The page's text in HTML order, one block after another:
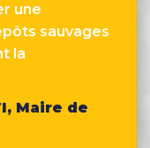
une
sauvages
la
Maire de